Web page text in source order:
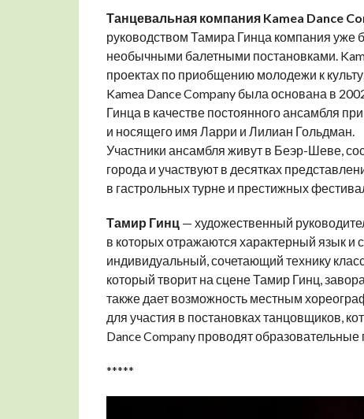
Танцевальная компания Kamea Dance
руководством Тамира Гинца компания уже
необычными балетными постановками.
проектах по приобщению молодежи к
Kamea Dance Company была основана в
Гинца в качестве постоянного ансамбля
и носящего имя Ларри и Лилиан Гольдман.
Участники ансамбля живут в Беэр-Шеве,
города и участвуют в десятках
в гастрольных турне и престижных
Тамир Гинц— художественный
в которых отражаются характерный язык и
индивидуальный, сочетающий технику
который творит на сцене Тамир Гинц,
также дает возможность местным
для участия в постановках танцовщиков,
Dance Company проводят
*****